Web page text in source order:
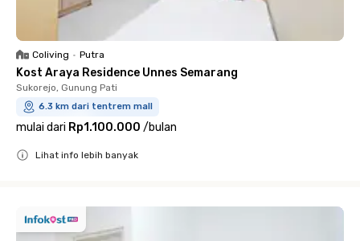
Coliving • Putra
Kost Araya Residence Unnes Semarang
Sukorejo, Gunung Pati
6.3 km dari tentrem mall
mulai dari Rp1.100.000 /bulan
Lihat info lebih banyak